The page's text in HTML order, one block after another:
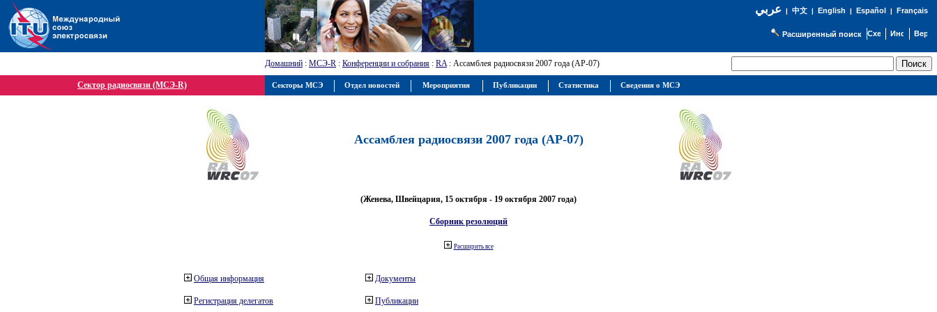
عربي| 中文| English | Español | Français
Расширенный поиск
Домашний : МСЭ-R : Конференции и собрания : RA: Ассамблея радиосвязи 2007 года (АР-07)
Сектор радиосвязи (МСЭ-R)
Ассамблея радиосвязи 2007 года (АР-07)
(Женева, Швейцария, 15 октября - 19 октября 2007 года)
Сборник резолюций
Расширить все
Общая информация
Регистрация делегатов
Документы
Публикации
Секторы МСЭ Отдел новостей Мероприятия Публикации Статистика Сведения о МСЭ